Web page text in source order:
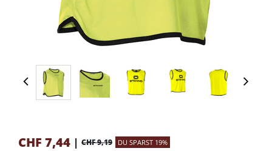
CHF 7,44 | CHF 9,19 DU SPARST 19%